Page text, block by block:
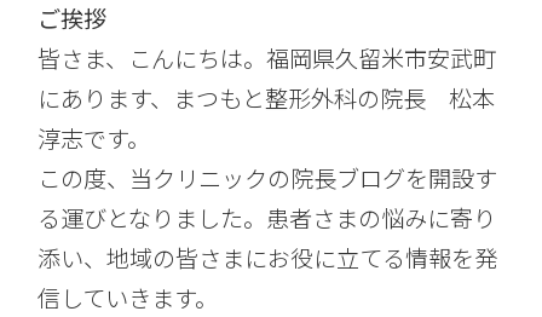
ご挨拶
皆さま、こんにちは。福岡県久留米市安武町
にあります、まつもと整形外科の院長 松本
淳志です。
この度、当クリニックの院長ブログを開設す
る運びとなりました。患者さまの悩みに寄り
添い、地域の皆さまにお役に立てる情報を発
信していきます。